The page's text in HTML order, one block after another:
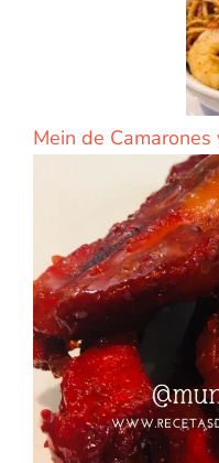
Mein de Camarones